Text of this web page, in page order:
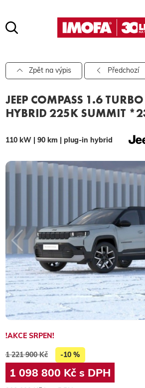
Pro vyhledávání zadejte alespoň 3 znaky.
Zpět na výpis Předchozí
JEEP COMPASS 1.6
HYBRID 225K SUMMIT
110 kW | 90 km | plug-in hybrid
!AKCE SRPEN!
1 221 900 Kč -10 %
1 098 800 Kč s DPH